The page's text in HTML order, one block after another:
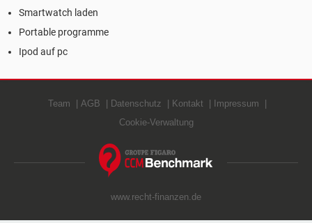
Smartwatch laden
Portable programme
Ipod auf pc
Team AGB Datenschutz Kontakt
Impressum
Cookie-Verwaltung
www.recht-finanzen.de